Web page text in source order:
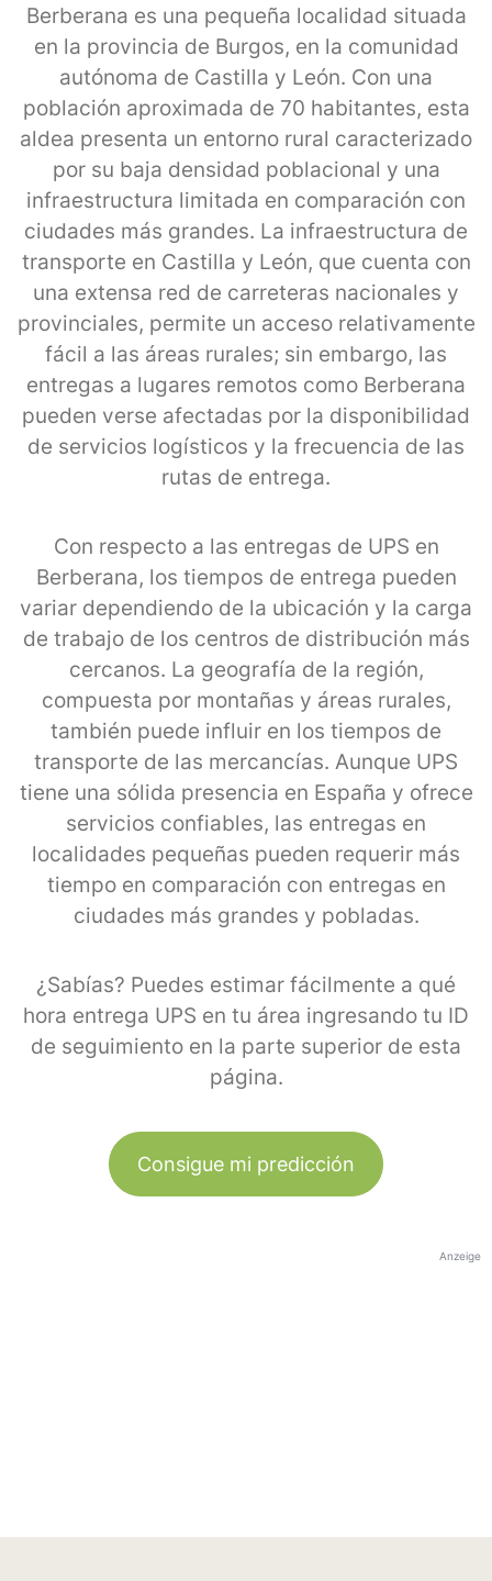
Berberana es una pequeña localidad situada
en la provincia de Burgos, en la comunidad
autónoma de Castilla y León. Con una
población aproximada de 70 habitantes, esta
aldea presenta un entorno rural caracterizado
por su baja densidad poblacional y una
infraestructura limitada en comparación con
ciudades más grandes. La infraestructura de
transporte en Castilla y León, que cuenta con
una extensa red de carreteras nacionales y
provinciales, permite un acceso relativamente
fácil a las áreas rurales; sin embargo, las
entregas a lugares remotos como Berberana
pueden verse afectadas por la disponibilidad
de servicios logísticos y la frecuencia de las
rutas de entrega.
Con respecto a las entregas de UPS en
Berberana, los tiempos de entrega pueden
variar dependiendo de la ubicación y la carga
de trabajo de los centros de distribución más
cercanos. La geografía de la región,
compuesta por montañas y áreas rurales,
también puede influir en los tiempos de
transporte de las mercancías. Aunque UPS
tiene una sólida presencia en España y ofrece
servicios confiables, las entregas en
localidades pequeñas pueden requerir más
tiempo en comparación con entregas en
ciudades más grandes y pobladas.
¿Sabías? Puedes estimar fácilmente a qué
hora entrega UPS en tu área ingresando tu ID
de seguimiento en la parte superior de esta
página.
Consigue mi predicción
Anzeige